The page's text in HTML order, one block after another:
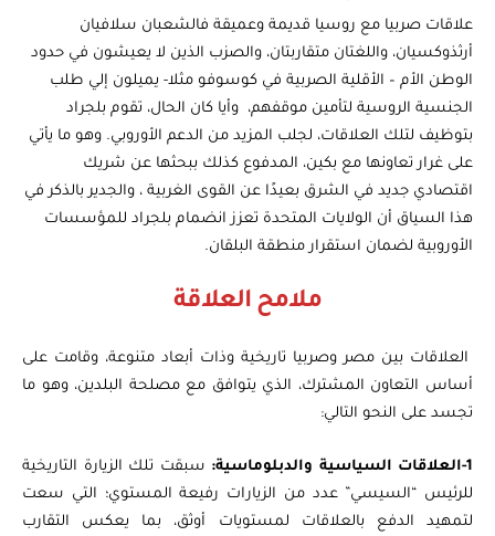
علاقات صربيا مع روسيا قديمة وعميقة فالشعبان سلافيان
أرثذوكسيان، واللغتان متقاربتان، والصزب الذين لا يعيشون في حدود
الوطن الأم – الأقلية الصربية في كوسوفو مثلا- يميلون إلي طلب
الجنسية الروسية لتأمين موقفهم، وأيا كان الحال، تقوم بلجراد
بتوظيف لتلك العلاقات، لجلب المزيد من الدعم الأوروبي. وهو ما يأتي
على غرار تعاونها مع بكين، المدفوع كذلك ببحثها عن شريك
اقتصادي جديد في الشرق بعيدًا عن القوى الغربية ، والجدير بالذكر في
هذا السياق أن الولايات المتحدة تعزز انضمام بلجراد للمؤسسات
الأوروبية لضمان استقرار منطقة البلقان.
ملامح العلاقة
العلاقات بين مصر وصربيا تاريخية وذات أبعاد متنوعة، وقامت على
أساس التعاون المشترك، الذي يتوافق مع مصلحة البلدين، وهو ما
تجسد على النحو التالي:
سبقت تلك الزيارة التاريخية
للرئيس “السيسي” عدد من الزيارات رفيعة المستوي؛ التي سعت
لتمهيد الدفع بالعلاقات لمستويات أوثق، بما يعكس التقارب